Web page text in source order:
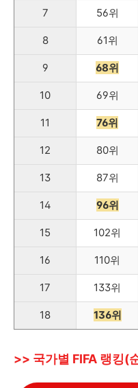
7 56위
8 61위
9 68위
10 69위
11 76위
12 80위
13 87위
14 96위
15 102위
16 110위
17 133위
18 136위
>> 국가별 FIFA 랭킹(